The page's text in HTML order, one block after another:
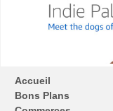
Accueil
Bons Plans